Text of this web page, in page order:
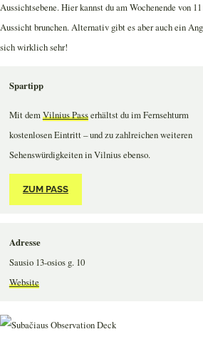
Aussichtsebene. Hier kannst du am Wochenende von
Aussicht brunchen. Alternativ gibt es aber auch ein
sich wirklich sehr!
Spartipp
Mit demVilnius Passerhältst du im Fernsehturm
kostenlosen Eintritt – und zu zahlreichen weiteren
Sehenswürdigkeiten in Vilnius ebenso.
ZUM PASS
Adresse
Sausio 13-osios g. 10
Website